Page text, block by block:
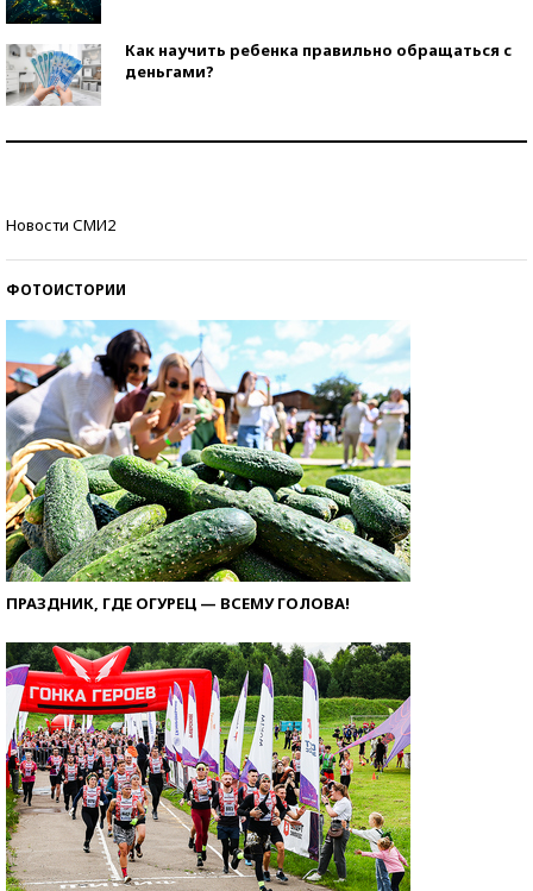
Как научить ребенка правильно обращаться с
деньгами?
Новости СМИ2
ФОТОИСТОРИИ
ПРАЗДНИК, ГДЕ ОГУРЕЦ — ВСЕМУ ГОЛОВА!